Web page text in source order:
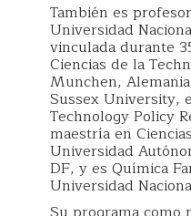
También es
Universidad
vinculada durante
Ciencias de la
Munchen,
Sussex University,
Technology Policy
maestría en
Universidad
DF, y es Química
Universidad